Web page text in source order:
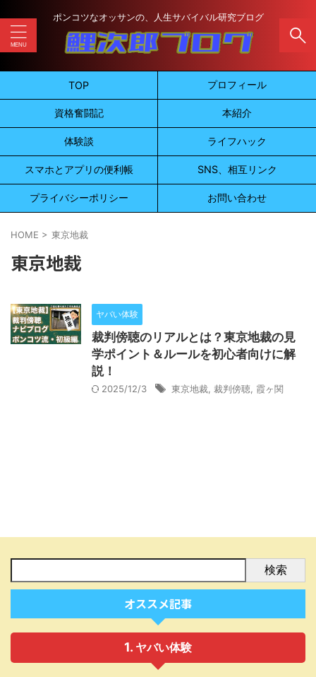
ポンコツなオッサンの、人生サバイバル研究ブログ
TOP プロフィール
資格奮闘記 本紹介
体験談 ライフハック
スマホとアプリの便利帳 SNS、相互リンク
プライバシーポリシー お問い合わせ
HOME > 東京地裁
東京地裁
ヤバい体験
裁判傍聴のリアルとは？東京地裁の見
学ポイント＆ルールを初心者向けに解
説！
2025/12/3 東京地裁 裁判傍聴 霞ヶ関
検索
オススメ記事
ヤバい体験